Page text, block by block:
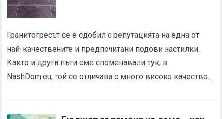
Гранитогресът се е сдобил с репутацията на една от
най-качествените и предпочитани подови настилки.
Както и други пъти сме споменавали тук, в
NashDom.eu, той се отличава с много високо качество…